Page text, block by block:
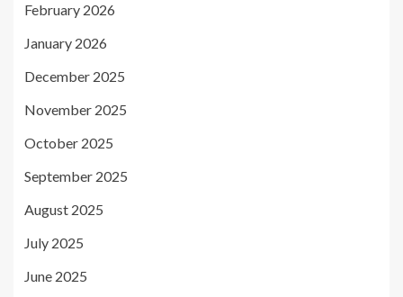
February 2026
January 2026
December 2025
November 2025
October 2025
September 2025
August 2025
July 2025
June 2025